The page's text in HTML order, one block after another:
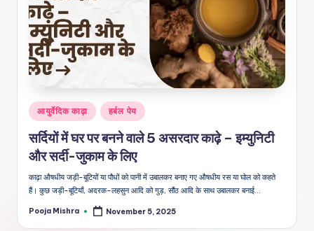
जी
वन
शै
ली
का
भरो
सेमं
द
स्रो
त
Posted
in
आयुर्वेदिक काढ़ा हर्बल पेय
सर्दियों में घर पर बनने वाले 5 असरदार काढ़े – इम्युनिटी
और सर्दी-जुकाम के लिए
काढ़ा औषधीय जड़ी-बूटियों या पौधों को पानी में उबालकर बनाए गए औषधीय रस या घोल को कहते
हैं। कुछ जड़ी-बूटियाँ, अदरक-लहसुन आदि को गुड़, सौंठ आदि के साथ उबालकर बनाई…
Posted
Pooja Mishra November 5, 2025